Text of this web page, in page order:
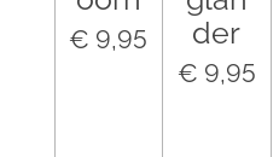
€ 9,95
der
€ 9,95